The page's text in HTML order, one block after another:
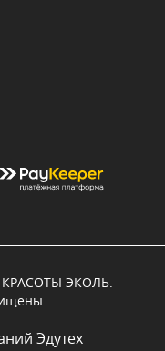
ЭКОЛЬ.
Эдутех